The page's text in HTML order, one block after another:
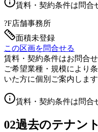
賃料・契約条件は問合
?F店舗事務所
面積未登録
この区画を問合せる
賃料・契約条件はお問合
ご希望業種・規模により
いた方に個別ご案内します
賃料・契約条件は問合
02過去のテナン